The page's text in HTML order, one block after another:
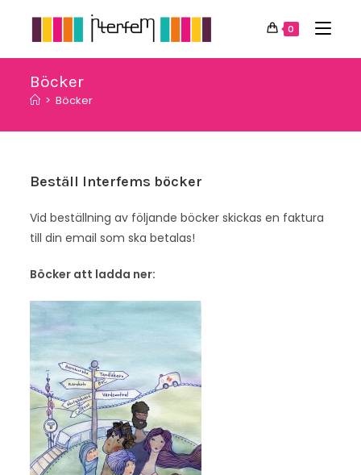
0
Böcker
> Böcker
Beställ Interfems böcker
Vid beställning av följande böcker skickas en faktura
till din email som ska betalas!
Böcker att ladda ner: